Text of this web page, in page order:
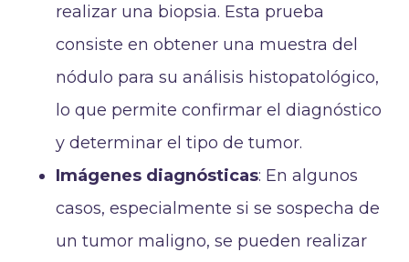
realizar una biopsia. Esta prueba
consiste en obtener una muestra del
nódulo para su análisis histopatológico,
lo que permite confirmar el diagnóstico
y determinar el tipo de tumor.
Imágenes diagnósticas: En algunos
casos, especialmente si se sospecha de
un tumor maligno, se pueden realizar